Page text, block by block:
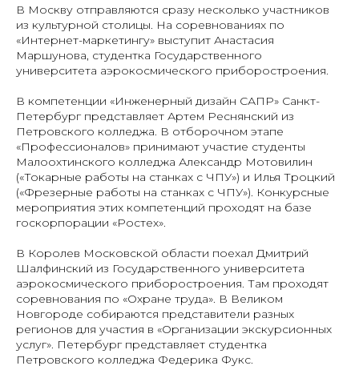
В Москву отправляются сразу несколько участников
из культурной столицы. На соревнованиях по
«Интернет-маркетингу» выступит Анастасия
Маршунова, студентка Государственного
университета аэрокосмического приборостроения.
В компетенции «Инженерный дизайн САПР» Санкт-
Петербург представляет Артем Реснянский из
Петровского колледжа. В отборочном этапе
«Профессионалов» принимают участие студенты
Малоохтинского колледжа Александр Мотовилин
(«Токарные работы на станках с ЧПУ») и Илья Троцкий
(«Фрезерные работы на станках с ЧПУ»). Конкурсные
мероприятия этих компетенций проходят на базе
госкорпорации «Ростех».
В Королев Московской области поехал Дмитрий
Шалфинский из Государственного университета
аэрокосмического приборостроения. Там проходят
соревнования по «Охране труда». В Великом
Новгороде собираются представители разных
регионов для участия в «Организации экскурсионных
услуг». Петербург представляет студентка
Петровского колледжа Федерика Фукс.